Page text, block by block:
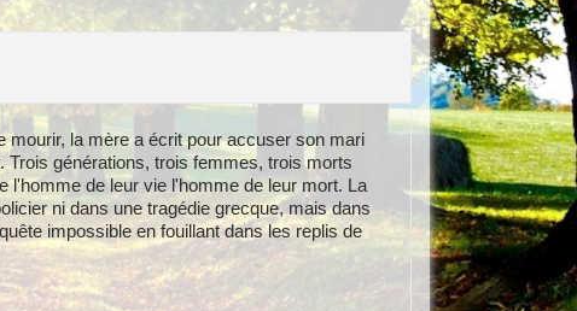
mourir, la mère a écrit pour accuser son mari
générations, trois femmes, trois morts
l'homme de leur vie l'homme de leur mort. La
ni dans une tragédie grecque, mais dans
impossible en fouillant dans les replis de